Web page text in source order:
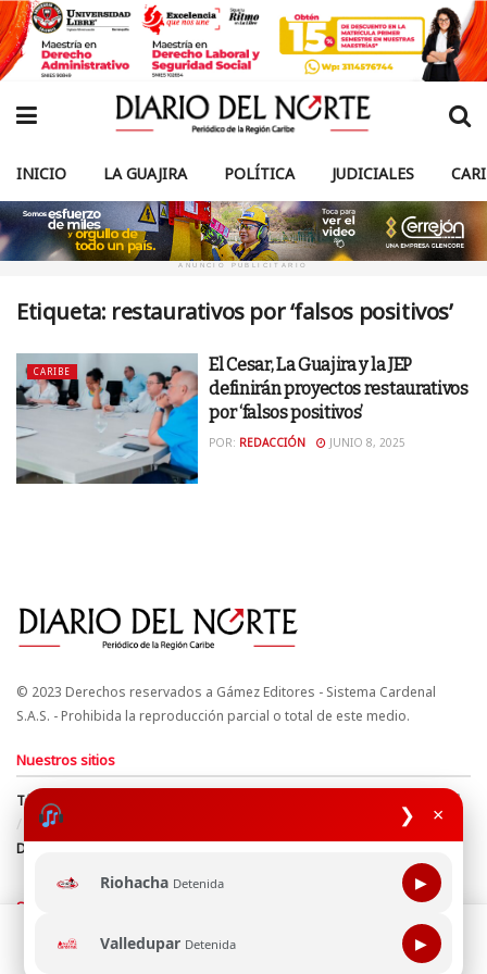
❯ ×
Riohacha Detenida ▶
Valledupar Detenida ▶
INICIO LA GUAJIRA POLÍTICA JUDICIALES
ANUNCIO PUBLICITARIO
Etiqueta: restaurativos por ‘falsos positivos’
CARIBE
El Cesar, La Guajira y la JEP
definirán proyectos restaurativos
por ‘falsos positivos’
POR: REDACCIÓN JUNIO 8, 2025
© 2023 Derechos reservados a Gámez Editores - Sistema Cardenal
S.A.S. - Prohibida la reproducción parcial o total de este medio.
Nuestros sitios
Términos y Condiciones
Derechos de Autor y Propiedad Intelectual
Política de uso de cookies
Política de Tratamiento de Datos
Directrices Editoriales
Síguenos
Esta página web usa cookie para mejorar tu experiencia de
navegación, al continuar aceptas nuestra política de uso de